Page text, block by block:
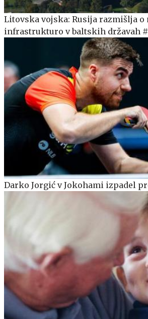
Litovska vojska: Rusija razmišlja o
infrastrukturo v baltskih državah
Darko Jorgić v Jokohami izpadel